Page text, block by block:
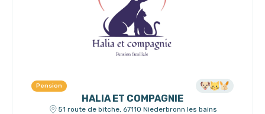
Pension
HALIA ET COMPAGNIE
51 route de bitche, 67110 Niederbronn les bains